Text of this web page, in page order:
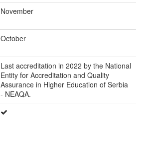
November
October
Last accreditation in 2022 by the National
Entity for Accreditation and Quality
Assurance in Higher Education of Serbia
- NEAQA.